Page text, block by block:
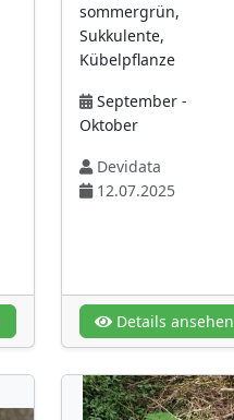
sommergrün,
Sukkulente,
Kübelpflanze
September -
Oktober
Devidata
12.07.2025
Details ansehen